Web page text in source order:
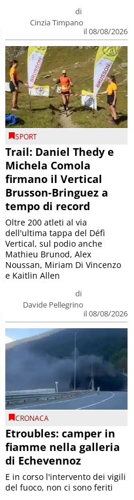
di
Cinzia Timpano
il 08/08/2026
SPORT
Trail: Daniel Thedy e
Michela Comola
firmano il Vertical
Brusson-Bringuez a
tempo di record
di
Davide Pellegrino
il 08/08/2026
Oltre 200 atleti al via
dell'ultima tappa del Défì
Vertical, sul podio anche
Mathieu Brunod, Alex
Noussan, Miriam Di Vincenzo
e Kaitlin Allen
CRONACA
Etroubles: camper in
fiamme nella galleria
di Echevennoz
E in corso l'intervento dei vigili
del fuoco, non ci sono feriti